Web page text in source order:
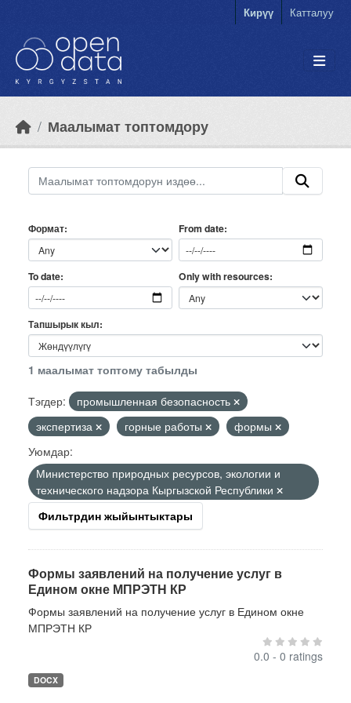
Кирүү Катталуу
Маалымат топтомдору
Формат From date
To date Only with resources
Тапшырык кыл
1 маалымат топтому табылды
Тэгдер:
промышленная безопасность
экспертиза
горные работы
формы
Уюмдар:
Министерство природных ресурсов, экологии и
технического надзора Кыргызской Республики
Фильтрдин жыйынтыктары
Формы заявлений на получение услуг в
Едином окне МПРЭТН КР
Формы заявлений на получение услуг в Едином окне
МПРЭТН КР
0.0 - 0 ratings
DOCX